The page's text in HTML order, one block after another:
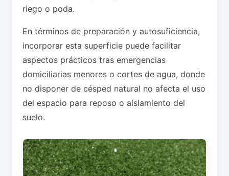
riego o poda.
En términos de preparación y autosuficiencia,
incorporar esta superficie puede facilitar
aspectos prácticos tras emergencias
domiciliarias menores o cortes de agua, donde
no disponer de césped natural no afecta el uso
del espacio para reposo o aislamiento del
suelo.